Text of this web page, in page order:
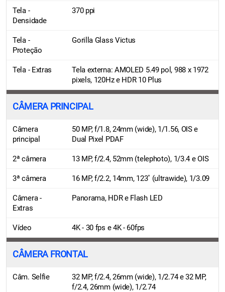
Tela -
Densidade
370 ppi
Tela -
Proteção
Gorilla Glass Victus
Tela - Extras
Tela externa: AMOLED 5.49 pol, 988 x 1972
pixels, 120Hz e HDR 10 Plus
CÂMERA PRINCIPAL
Câmera
principal
50 MP, f/1.8, 24mm (wide), 1/1.56, OIS e
Dual Pixel PDAF
2ª câmera 13 MP, f/2.4, 52mm (telephoto), 1/3.4 e OIS
3ª câmera 16 MP, f/2.2, 14mm, 123˚ (ultrawide), 1/3.09
Câmera -
Extras
Panorama, HDR e Flash LED
Vídeo 4K - 30 fps e 4K - 60fps
CÂMERA FRONTAL
Câm. Selfie
32 MP, f/2.4, 26mm (wide), 1/2.74 e 32 MP,
f/2.4, 26mm (wide), 1/2.74